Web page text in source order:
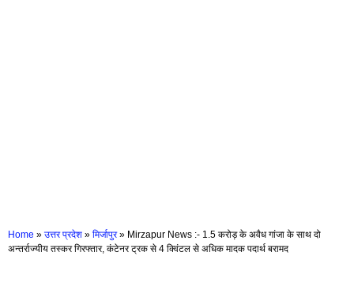
Home » उत्तर प्रदेश » मिर्जापुर » Mirzapur News :- 1.5 करोड़ के अवैध गांजा के साथ दो
अन्तर्राज्यीय तस्कर गिरफ्तार, कंटेनर ट्रक से 4 क्विंटल से अधिक मादक पदार्थ बरामद